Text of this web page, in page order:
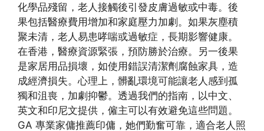
化學品殘留，老人接觸後引發皮膚過敏或中毒。後
果包括醫療費用增加和家庭壓力加劇。如果灰塵積
聚未清，老人易患哮喘或過敏症，長期影響健康。
在香港，醫療資源緊張，預防勝於治療。另一後果
是家居用品損壞，如使用錯誤清潔劑腐蝕家具，造
成經濟損失。心理上，髒亂環境可能讓老人感到孤
獨和沮喪，加劇抑鬱。透過我們的指南，以中文、
英文和印尼文提供，僱主可以有效避免這些問題。
GA 專業家傭推薦印傭，她們勤奮可靠，適合老人照